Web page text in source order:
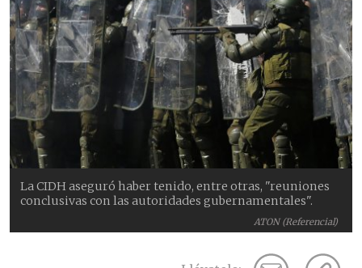
ATON (Referencial)
La CIDH aseguró haber tenido, entre otras, "reuniones
conclusivas con las autoridades gubernamentales".